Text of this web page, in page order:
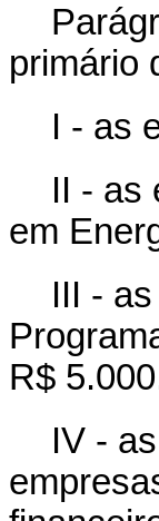
primário
I - as
II - as
em
III -
R$
IV -